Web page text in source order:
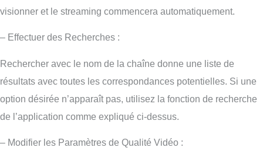
visionner et le streaming commencera automatiquement.
– Effectuer des Recherches :
Rechercher avec le nom de la chaîne donne une liste de
résultats avec toutes les correspondances potentielles. Si une
option désirée n’apparaît pas, utilisez la fonction de recherche
de l’application comme expliqué ci-dessus.
– Modifier les Paramètres de Qualité Vidéo :